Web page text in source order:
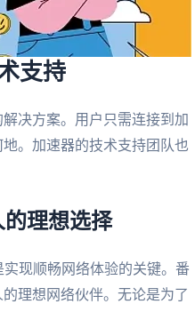
支持
决方案。用户只需连接到加
。加速器的技术支持团队也
理想选择
现顺畅网络体验的关键。番
理想网络伙伴。无论是为了